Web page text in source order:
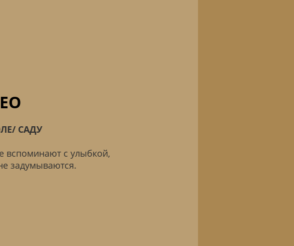
САДУ
вспоминают с улыбкой,
задумываются.